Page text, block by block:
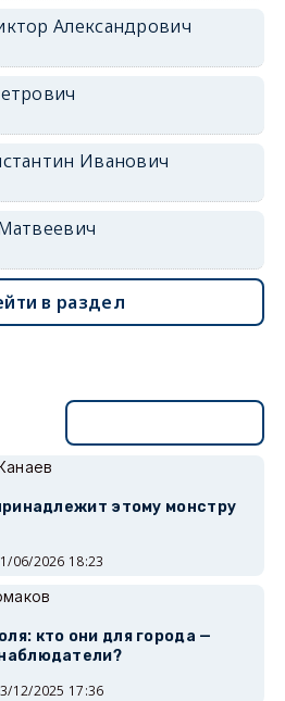
Александрович
Иванович
в раздел
этому монстру
06/2026 18:23
кто они для города —
12/2025 17:36